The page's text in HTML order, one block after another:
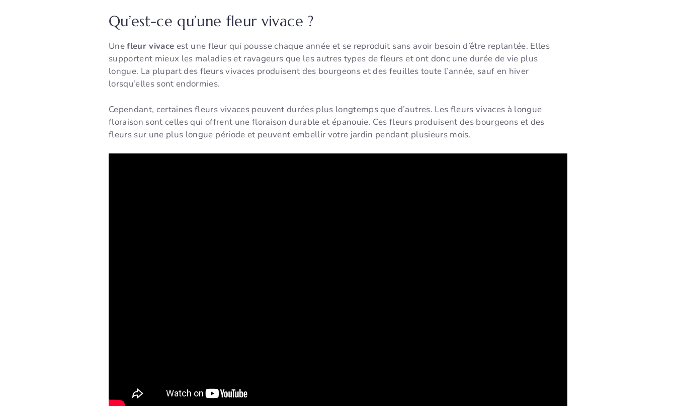
Qu’est-ce qu’une fleur vivace ?
Unefleur vivace est une fleur qui pousse chaque année et se reproduit sans avoir besoin d’être replantée. Elles
supportent mieux les maladies et ravageurs que les autres types de fleurs et ont donc une durée de vie plus
longue. La plupart des fleurs vivaces produisent des bourgeons et des feuilles toute l’année, sauf en hiver
lorsqu’elles sont endormies.
Cependant, certaines fleurs vivaces peuvent durées plus longtemps que d’autres. Les fleurs vivaces à longue
floraison sont celles qui offrent une floraison durable et épanouie. Ces fleurs produisent des bourgeons et des
fleurs sur une plus longue période et peuvent embellir votre jardin pendant plusieurs mois.